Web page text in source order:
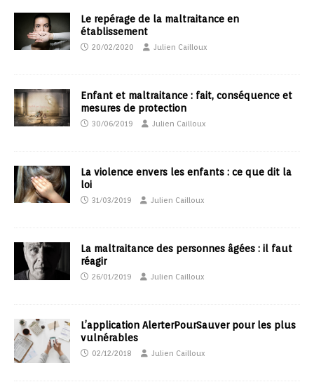
Le repérage de la maltraitance en
établissement
20/02/2020 Julien Cailloux
Enfant et maltraitance : fait, conséquence et
mesures de protection
30/06/2019 Julien Cailloux
La violence envers les enfants : ce que dit la
loi
31/03/2019 Julien Cailloux
La maltraitance des personnes âgées : il faut
réagir
26/01/2019 Julien Cailloux
L’application AlerterPourSauver pour les plus
vulnérables
02/12/2018 Julien Cailloux